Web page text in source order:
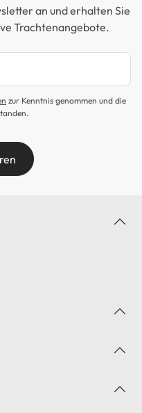
an und erhalten Sie
Trachtenangebote.
zur Kenntnis genommen und die